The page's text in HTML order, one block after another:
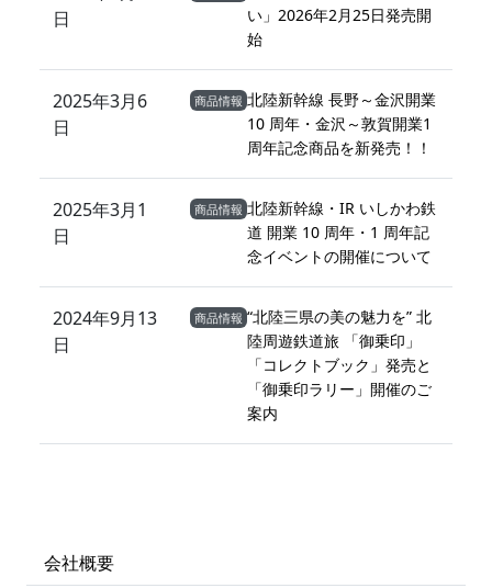
会社概要
日
い」2026年2月25日発売開
始
2025年3月6
日
商品情報 北陸新幹線 長野～金沢開業
10 周年・金沢～敦賀開業1
周年記念商品を新発売！！
2025年3月1
日
商品情報 北陸新幹線・IR いしかわ鉄
道 開業 10 周年・1 周年記
念イベントの開催について
2024年9月13
日
商品情報 “北陸三県の美の魅力を” 北
陸周遊鉄道旅 「御乗印」
「コレクトブック」発売と
「御乗印ラリー」開催のご
案内